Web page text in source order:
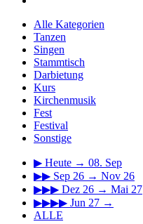
Alle Kategorien
Tanzen
Singen
Stammtisch
Darbietung
Kurs
Kirchenmusik
Fest
Festival
Sonstige
▶ Heute → 08. Sep
▶▶ Sep 26 → Nov 26
▶▶▶ Dez 26 → Mai 27
▶▶▶▶ Jun 27 →
ALLE